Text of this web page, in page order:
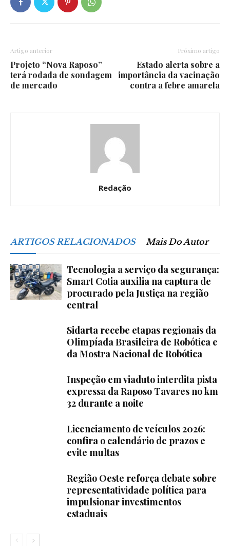
Artigo anterior
Projeto “Nova Raposo”
terá rodada de sondagem
de mercado
Próximo artigo
Estado alerta sobre a
importância da vacinação
contra a febre amarela
Redação
ARTIGOS RELACIONADOS Mais Do Autor
Tecnologia a serviço da segurança:
Smart Cotia auxilia na captura de
procurado pela Justiça na região
central
Sidarta recebe etapas regionais da
Olimpíada Brasileira de Robótica e
da Mostra Nacional de Robótica
Inspeção em viaduto interdita pista
expressa da Raposo Tavares no km
32 durante a noite
Licenciamento de veículos 2026:
confira o calendário de prazos e
evite multas
Região Oeste reforça debate sobre
representatividade política para
impulsionar investimentos
estaduais